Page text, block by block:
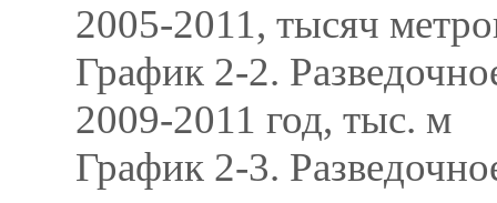
2005-2011, тысяч
График 2-2.
2009-2011 год, тыс. м
График 2-3.